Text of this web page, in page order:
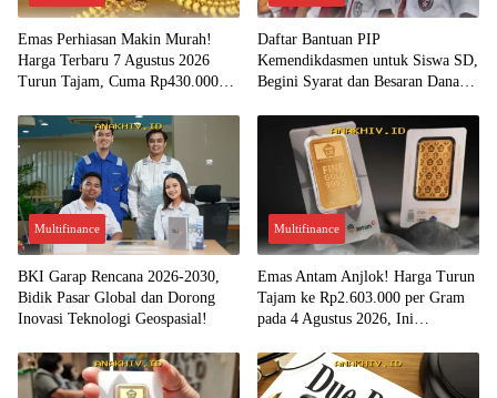
Emas Perhiasan Makin Murah!
Harga Terbaru 7 Agustus 2026
Turun Tajam, Cuma Rp430.000
Daftar Bantuan PIP
Kemendikdasmen untuk Siswa SD,
Begini Syarat dan Besaran Dana
Multifinance
BKI Garap Rencana 2026-2030,
Bidik Pasar Global dan Dorong
Inovasi Teknologi Geospasial!
Multifinance
Emas Antam Anjlok! Harga Turun
Tajam ke Rp2.603.000 per Gram
pada 4 Agustus 2026, Ini